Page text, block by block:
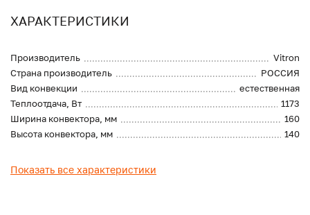
ХАРАКТЕРИСТИКИ
Производитель
Vitron
Страна производитель
РОССИЯ
Вид конвекции
естественная
Теплоотдача, Вт
1173
Ширина конвектора, мм
160
Высота конвектора, мм
140
Показать все характеристики